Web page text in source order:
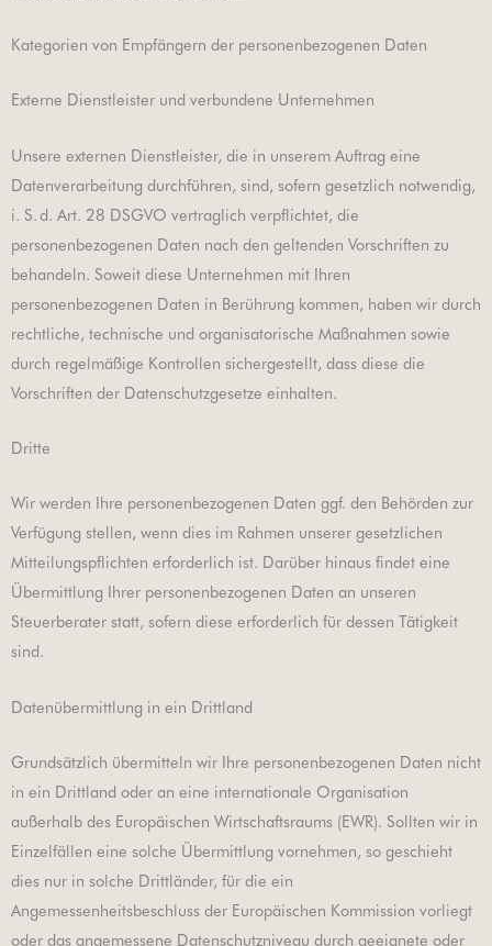
Kategorien von Empfängern der personenbezogenen Daten
Externe Dienstleister und verbundene Unternehmen
Unsere externen Dienstleister, die in unserem Auftrag eine
Datenverarbeitung durchführen, sind, sofern gesetzlich notwendig,
i. S. d. Art. 28 DSGVO vertraglich verpflichtet, die
personenbezogenen Daten nach den geltenden Vorschriften zu
behandeln. Soweit diese Unternehmen mit Ihren
personenbezogenen Daten in Berührung kommen, haben wir durch
rechtliche, technische und organisatorische Maßnahmen sowie
durch regelmäßige Kontrollen sichergestellt, dass diese die
Vorschriften der Datenschutzgesetze einhalten.
Dritte
Wir werden Ihre personenbezogenen Daten ggf. den Behörden zur
Verfügung stellen, wenn dies im Rahmen unserer gesetzlichen
Mitteilungspflichten erforderlich ist. Darüber hinaus findet eine
Übermittlung Ihrer personenbezogenen Daten an unseren
Steuerberater statt, sofern diese erforderlich für dessen Tätigkeit
sind.
Datenübermittlung in ein Drittland
Grundsätzlich übermitteln wir Ihre personenbezogenen Daten nicht
in ein Drittland oder an eine internationale Organisation
außerhalb des Europäischen Wirtschaftsraums (EWR). Sollten wir in
Einzelfällen eine solche Übermittlung vornehmen, so geschieht
dies nur in solche Drittländer, für die ein
Angemessenheitsbeschluss der Europäischen Kommission vorliegt
oder das angemessene Datenschutzniveau durch geeignete oder